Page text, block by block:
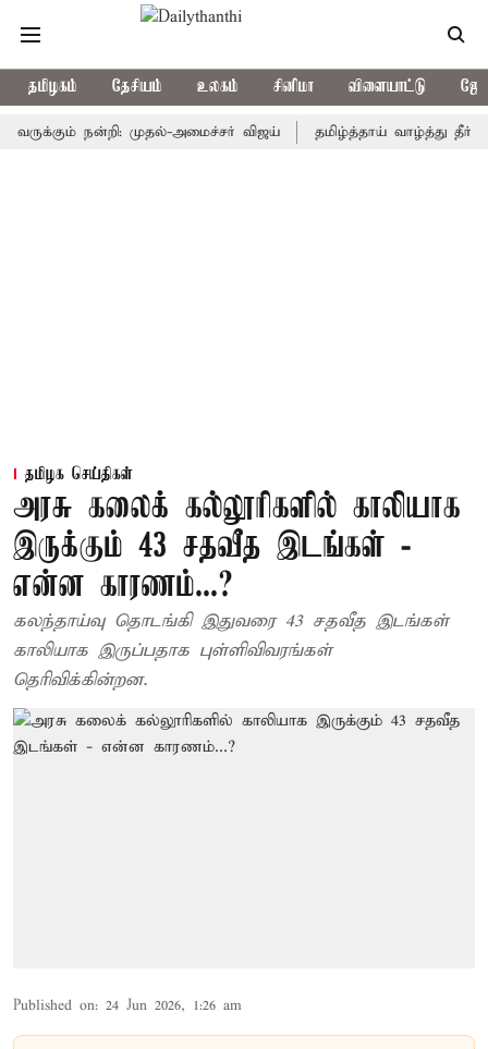
தமிழகம் தேசியம் உலகம் சினிமா விளையாட்டு
நன்றி: முதல்-அமைச்சர் விஜய் தமிழ்த்தாய் வாழ்த்து தீர்மானம்
தமிழக செய்திகள்
அரசு கலைக் கல்லூரிகளில் காலியாக
இருக்கும் 43 சதவீத இடங்கள் -
என்ன காரணம்...?
கலந்தாய்வு தொடங்கி இதுவரை 43 சதவீத இடங்கள்
காலியாக இருப்பதாக புள்ளிவிவரங்கள்
தெரிவிக்கின்றன.
Published on: 24 Jun 2026, 1:26 am